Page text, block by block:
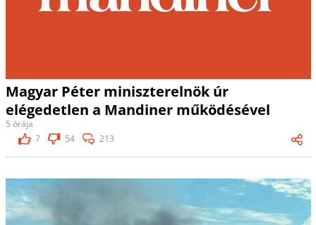
Magyar Péter miniszterelnök úr
elégedetlen a Mandiner működésével
5 órája
7
54 213